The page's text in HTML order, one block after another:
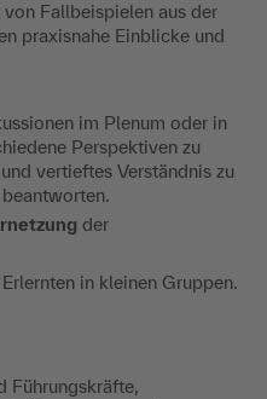
Fallbeispielen aus der
praxisnahe Einblicke und
im Plenum oder in
Perspektiven zu
vertieftes Verständnis zu
der
in kleinen Gruppen.
Führungskräfte,